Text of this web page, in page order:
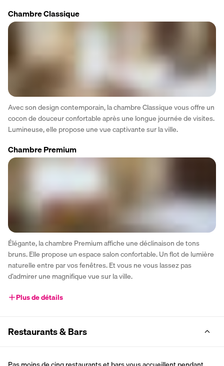
Chambre Classique
Avec son design contemporain, la chambre Classique vous offre un
cocon de douceur confortable après une longue journée de visites.
Lumineuse, elle propose une vue captivante sur la ville.
Chambre Premium
Élégante, la chambre Premium affiche une déclinaison de tons
bruns. Elle propose un espace salon confortable. Un flot de lumière
naturelle entre par vos fenêtres. Et vous ne vous lassez pas
d’admirer une magnifique vue sur la ville.
Plus de détails
Restaurants & Bars